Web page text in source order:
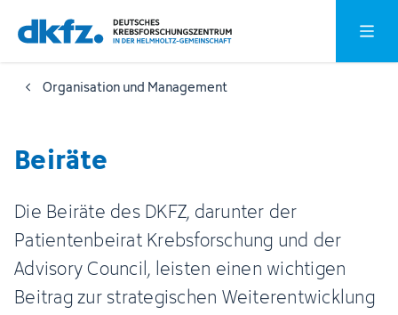
Zum
Hauptinhalt
springen
Zur
Fußzeile
springen
Organisation und Management
Beiräte
Die Beiräte des DKFZ, darunter der
Patientenbeirat Krebsforschung und der
Advisory Council, leisten einen wichtigen
Beitrag zur strategischen Weiterentwicklung